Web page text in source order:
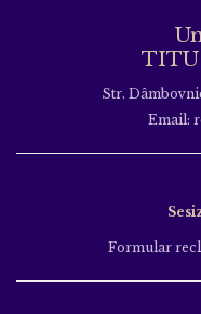
TITU
Str.
Email:
Formular